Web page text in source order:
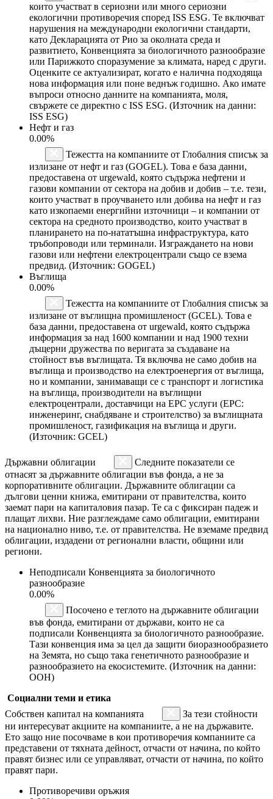
които участват в сериозни или много сериозни
екологични противоречия според ISS ESG. Те включват
нарушения на международни екологични стандарти,
като Декларацията от Рио за околната среда и
развитието, Конвенцията за биологичното разнообразие
или Парижкото споразумение за климата, наред с други.
Оценките се актуализират, когато е налична подходяща
нова информация или поне веднъж годишно. Ако имате
въпроси относно данните на компанията, моля,
свържете се директно с ISS ESG. (Източник на данни:
ISS ESG)
Нефт и газ
0.00%
Тежестта на компаниите от Глобалния списък за
излизане от нефт и газ (GOGEL). Това е база данни,
предоставена от urgewald, която съдържа нефтени и
газови компании от сектора на добив и добив – т.е. тези,
които участват в проучването или добива на нефт и газ
като изкопаеми енергийни източници – и компании от
сектора на средното производство, които участват в
планирането на по-нататъшна инфраструктура, като
тръбопроводи или терминали. Изграждането на нови
газови или нефтени електроцентрали също се взема
предвид. (Източник: GOGEL)
Въглища
0.00%
Тежестта на компаниите от Глобалния списък за
излизане от въглищна промишленост (GCEL). Това е
база данни, предоставена от urgewald, която съдържа
информация за над 1600 компании и над 1900 техни
дъщерни дружества по веригата за създаване на
стойност във въглищата. Тя включва не само добив на
въглища и производство на електроенергия от въглища,
но и компании, занимаващи се с транспорт и логистика
на въглища, производители на въглищни
електроцентрали, доставчици на EPC услуги (EPC:
инженеринг, снабдяване и строителство) за въглищната
промишленост, газификация на въглища и други.
(Източник: GCEL)
Държавни облигации
Следните показатели се
отнасят за държавните облигации във фонда, а не за
корпоративните облигации. Държавните облигации са
дългови ценни книжа, емитирани от правителства, които
заемат пари на капиталовия пазар. Те са с фиксиран падеж и
плащат лихви. Ние разглеждаме само облигации, емитирани
на национално ниво, т.е. от правителства. Не вземаме предвид
облигации, издадени от регионални власти, общини или
региони.
Неподписали Конвенцията за биологичното
разнообразие
0.00%
Посочено е теглото на държавните облигации
във фонда, емитирани от държави, които не са
подписали Конвенцията за биологичното разнообразие.
Тази конвенция има за цел да защити биоразнообразието
на Земята, но също така генетичното разнообразие и
разнообразието на екосистемите. (Източник на данни:
ООН)
Социални теми и етика
Собствен капитал на компанията
За тези стойности
ни интересуват акциите на компаниите, а не на държавите.
Ето защо ние посочваме в кои противоречия компаниите са
представени от тяхната дейност, отчасти от начина, по който
правят бизнес или се управляват, отчасти от начина, по който
правят пари.
Противоречиви оръжия